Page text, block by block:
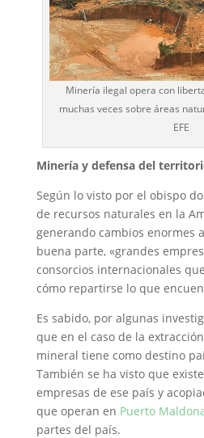
Minería ilegal opera con
muchas veces sobre áreas
EFE
Minería y defensa del
Según lo visto por el obispo
de recursos naturales en la
generando cambios enormes
buena parte, «grandes
consorcios internacionales
cómo repartirse lo que
Es sabido, por algunas
que en el caso de la
mineral tiene como destino
También se ha visto que
empresas de ese país y
que operan en Puerto
partes del país.